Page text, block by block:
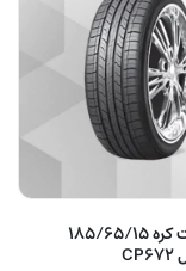
تایر جی پلنت کره 185/65/15